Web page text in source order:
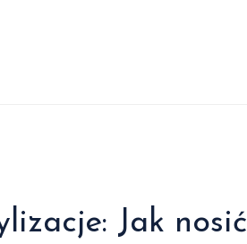
Jak nosić